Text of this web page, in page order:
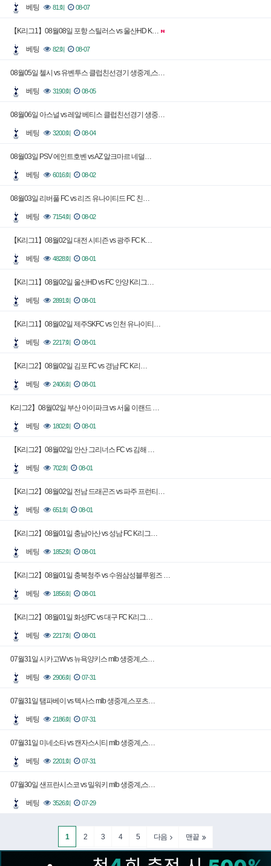
베팅 81회 08-07
【K리그1】08월08일 포항 스틸러스 vs 울산HD K…
베팅 82회 08-07
08월05일 첼시 vs 유벤투스 클럽친선경기 생중계,스…
베팅 3190회 08-05
08월06일 아스널 vs 레알 베티스 클럽친선경기 생중…
베팅 3200회 08-04
08월03일 PSV 에인트호벤 vs AZ 알크마르 네덜…
베팅 6016회 08-02
08월03일 리버풀 FC vs 리즈 유나이티드 FC 친…
베팅 7154회 08-02
【K리그1】08월02일 대전 시티즌 vs 광주 FC K…
베팅 4828회 08-01
【K리그1】08월02일 울산HD vs FC 안양 K리그…
베팅 2891회 08-01
【K리그1】08월02일 제주SKFC vs 인천 유나이티…
베팅 2217회 08-01
【K리그2】08월02일 김포 FC vs 경남 FC K리…
베팅 2406회 08-01
K리그2】08월02일 부산 아이파크 vs 서울 이랜드 …
베팅 1802회 08-01
【K리그2】08월02일 안산 그리너스 FC vs 김해 …
베팅 702회 08-01
【K리그2】08월02일 전남 드래곤즈 vs 파주 프런티…
베팅 651회 08-01
【K리그2】08월01일 충남아산 vs 성남 FC K리그…
베팅 1852회 08-01
【K리그2】08월01일 충북청주 vs 수원삼성블루윙즈 …
베팅 1856회 08-01
【K리그2】08월01일 화성FC vs 대구 FC K리그…
베팅 2217회 08-01
07월31일 시카고W vs 뉴욕양키스 mlb 생중계,스…
베팅 2906회 07-31
07월31일 탬파베이 vs 텍사스 mlb 생중계,스포츠…
베팅 2186회 07-31
07월31일 미네소타 vs 캔자스시티 mlb 생중계,스…
베팅 2201회 07-31
07월30일 샌프란시스코 vs 밀워키 mlb 생중계,스…
베팅 3526회 07-29
1 2 3 4 5 다음 맨끝